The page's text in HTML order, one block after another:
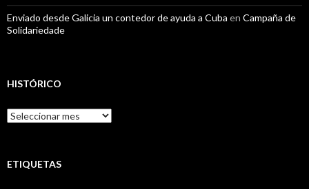
Enviado desde Galicia un contedor de ayuda a Cuba en Campaña de
Solidariedade
HISTÓRICO
Histórico
ETIQUETAS